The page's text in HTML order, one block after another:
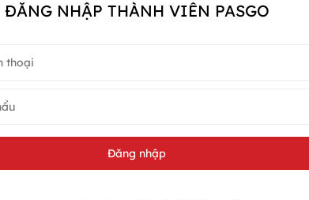
ĐĂNG NHẬP THÀNH VIÊN PASGO